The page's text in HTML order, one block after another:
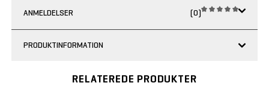
ANMELDELSER (0)
PRODUKTINFORMATION
RELATEREDE PRODUKTER